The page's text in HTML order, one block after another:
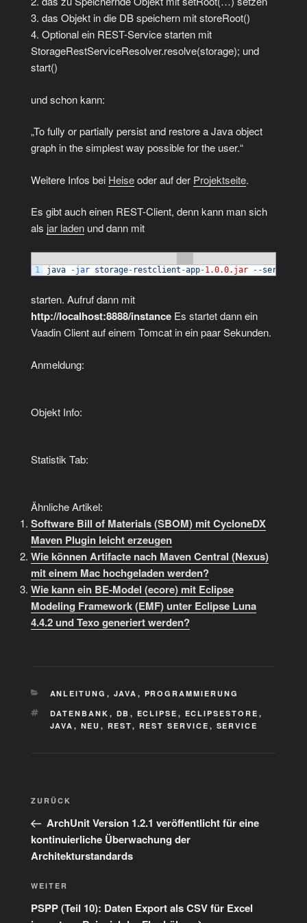
3. das Objekt in die DB speichern mit storeRoot()
4. Optional ein REST-Service starten mit
StorageRestServiceResolver.resolve(storage); und
start()
und schon kann:
„To fully or partially persist and restore a Java object
graph in the simplest way possible for the user.“
Weitere Infos bei Heiseoder auf der Projektseite.
Es gibt auch einen REST-Client, denn kann man sich
als jar laden und dann mit
1 java -jar storage- restclient -app-1.0.0.jar --server
starten. Aufruf dann mit
http://localhost:8888/instance Es startet dann ein
Vaadin Client auf einem Tomcat in ein paar Sekunden.
Anmeldung:
Objekt Info:
Statistik Tab:
Ähnliche Artikel:
Software Bill of Materials (SBOM) mit CycloneDX
Maven Plugin leicht erzeugen
Wie können Artifacte nach Maven Central (Nexus)
mit einem Mac hochgeladen werden?
Wie kann ein BE-Model (ecore) mit Eclipse
Modeling Framework (EMF) unter Eclipse Luna
4.4.2 und Texo generiert werden?
KATEGORIEN
ANLEITUNG , JAVA , PROGRAMMIERUNG
SCHLAGWÖRTER
DATENBANK , DB , ECLIPSE , ECLIPSESTORE ,
JAVA , NEU , REST, REST SERVICE , SERVICE
Beitragsnavigation
Vorheriger
Beitrag
ZURÜCK
ArchUnit Version 1.2.1 veröffentlicht für eine
kontinuierliche Überwachung der
Architekturstandards
Nächster
Beitrag
WEITER
PSPP (Teil 10): Daten Export als CSV für Excel